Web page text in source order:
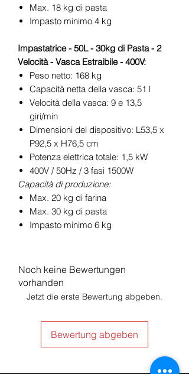
Max. 18 kg di pasta
Impasto minimo 4 kg
Impastatrice - 50L - 30kg di Pasta - 2
Velocità - Vasca Estraibile - 400V:
Peso netto: 168 kg
Capacità netta della vasca: 51 l
Velocità della vasca: 9 e 13,5
giri/min
Dimensioni del dispositivo: L53,5 x
P92,5 x H76,5 cm
Potenza elettrica totale: 1,5 kW
400V / 50Hz / 3 fasi 1500W
Capacità di produzione:
Max. 20 kg di farina
Max. 30 kg di pasta
Impasto minimo 6 kg
Noch keine Bewertungen
vorhanden
Jetzt die erste Bewertung abgeben.
Bewertung abgeben